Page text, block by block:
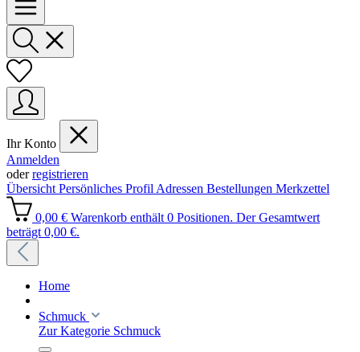
Ihr Konto
Anmelden
oderregistrieren
Übersicht Persönliches Profil Adressen Bestellungen Merkzettel
0,00 € Warenkorb enthält 0 Positionen. Der Gesamtwert
beträgt 0,00 €.
Home
Schmuck
Zur Kategorie Schmuck